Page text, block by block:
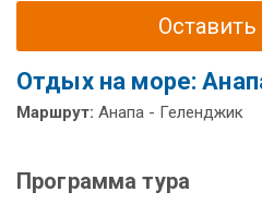
Оставить
Отдых на море:
Маршрут: Анапа - Геленджик
Программа тура